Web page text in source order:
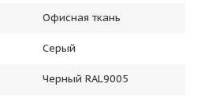
Офисная ткань
Серый
Черный RAL9005